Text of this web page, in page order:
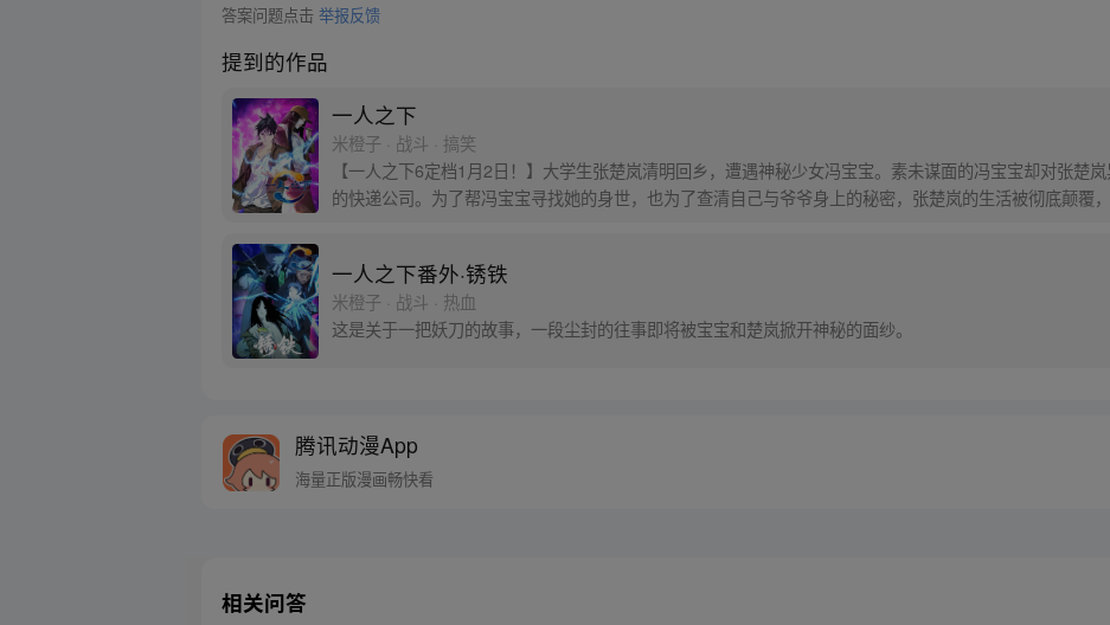
答案问题点击举报反馈
提到的作品
一人之下
米橙子 · 战斗 · 搞笑
【一人之下6定档1月2日！】大学生张楚岚清明回乡，遭遇神秘少女冯宝宝。素未谋面的冯宝宝却对张楚
的快递公司。为了帮冯宝宝寻找她的身世，也为了查清自己与爷爷身上的秘密，张楚岚的生活被彻底颠覆，
一人之下番外·锈铁
米橙子 · 战斗 · 热血
这是关于一把妖刀的故事，一段尘封的往事即将被宝宝和楚岚掀开神秘的面纱。
腾讯动漫App
海量正版漫画畅快看
相关问答